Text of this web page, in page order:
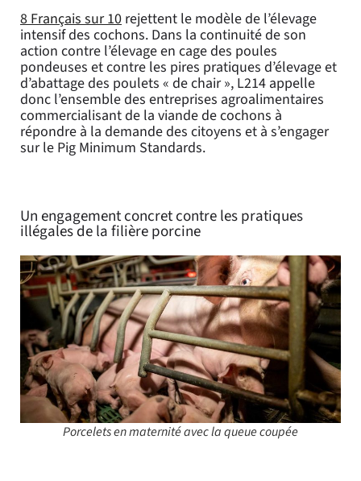
8 Français sur 10 rejettent le modèle de l’élevage
intensif des cochons. Dans la continuité de son
action contre l’élevage en cage des poules
pondeuses et contre les pires pratiques d’élevage et
d’abattage des poulets « de chair », L214 appelle
donc l’ensemble des entreprises agroalimentaires
commercialisant de la viande de cochons à
répondre à la demande des citoyens et à s’engager
sur le Pig Minimum Standards.
Un engagement concret contre les pratiques
illégales de la filière porcine
Porcelets en maternité avec la queue coupée